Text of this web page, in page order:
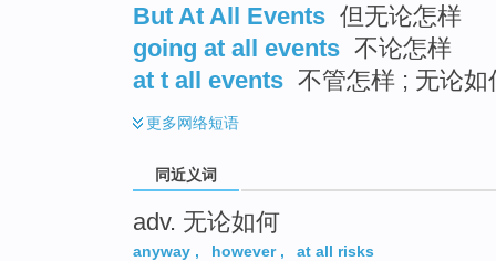
But At All Events 但无论怎样
going at all events 不论怎样
at t all events 不管怎样 ; 无论如
更多网络短语
同近义词
adv. 无论如何
anyway , however, at all risks